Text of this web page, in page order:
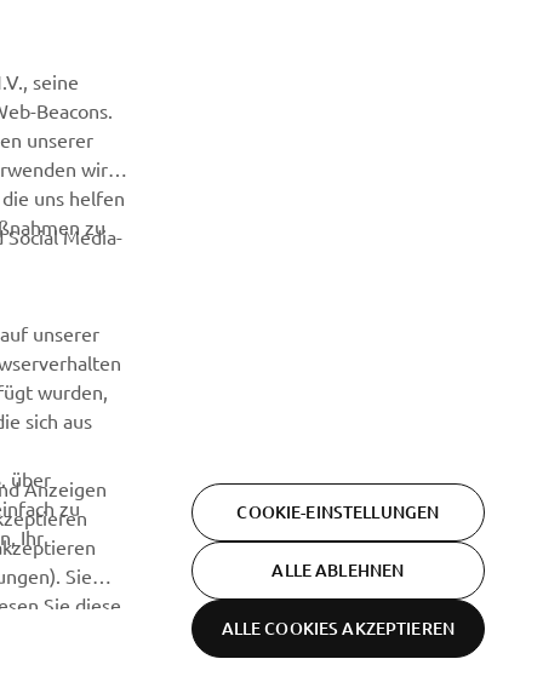
Erfahre als Erster von den neuesten Angeboten,
Sonderveranstaltungen, Neuerscheinungen und vielem mehr.
Lesen Sie unsere Datenschutzrichtlinie, um zu erfahren, wie wir
DatenschutzerklärungCookiesund
Konditionen
seine
Beacons.
unserer
wir
uns helfen
zu
Media-
unserer
wurden,
sich aus
über
zu
Ihr
Anzeigen
Sie
Sie diese
COOKIE-EINSTELLUNGEN
ALLE ABLEHNEN
ALLE COOKIES AKZEPTIEREN